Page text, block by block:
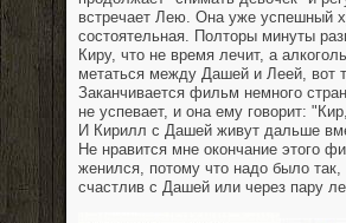
встречает Лею. Она уже успешный
состоятельная. Полторы минуты
Киру, что не время лечит, а
метаться между Дашей и Леей, вот
Заканчивается фильм немного
не успевает, и она ему говорит:
И Кирилл с Дашей живут дальше
Не нравится мне окончание
женился, потому что надо было
счастлив с Дашей или через пару